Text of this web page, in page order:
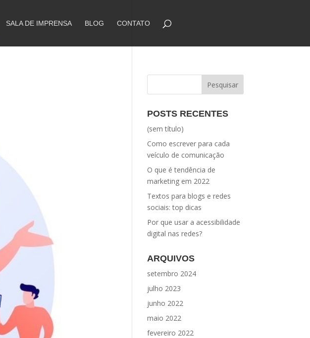
SALA DE IMPRENSA BLOG CONTATO
POSTS RECENTES
(sem título)
Como escrever para cada
veículo de comunicação
O que é tendência de
marketing em 2022
Textos para blogs e redes
sociais: top dicas
Por que usar a acessibilidade
digital nas redes?
ARQUIVOS
setembro 2024
julho 2023
junho 2022
maio 2022
fevereiro 2022